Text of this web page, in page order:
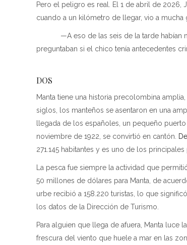
Pero el peligro es real. El 1 de abril de 2026,
cuando a un kilómetro de llegar, vio a mucha
—A eso de las seis de la tarde habían
preguntaban si el chico tenía antecedentes
DOS
Manta tiene una historia precolombina
siglos, los manteños se asentaron en una
llegada de los españoles, un pequeño
noviembre de 1922, se convirtió en cantón.
271.145 habitantes y es uno de los
La pesca fue siempre la actividad que
50 millones de dólares para Manta, de
urbe recibió a 158.220 turistas, lo que
los datos de la Dirección de Turismo.
Para alguien que llega de afuera, Manta luce
frescura del viento que huele a mar en las